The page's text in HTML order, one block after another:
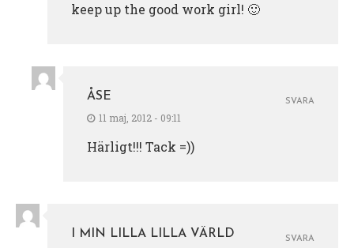
keep up the good work girl! 🙂
ÅSE
11 maj, 2012 - 09:11
Härligt!!! Tack =))
SVARA
I MIN LILLA LILLA VÄRLD
SVARA